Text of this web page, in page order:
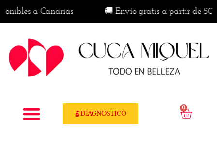
a Canarias 🚚 Envío gratis a partir de 50€ en
DIAGNÓSTICO
0